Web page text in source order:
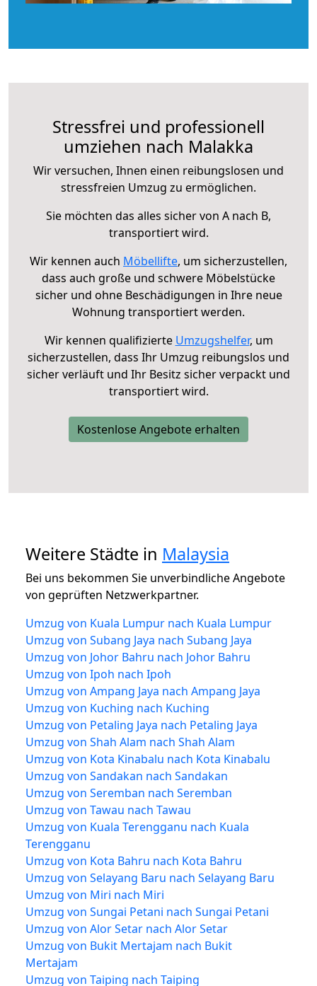
Stressfrei und professionell
umziehen nach Malakka
Wir versuchen, Ihnen einen reibungslosen und
stressfreien Umzug zu ermöglichen.
Sie möchten das alles sicher von A nach B,
transportiert wird.
Wir kennen auch Möbellifte, um sicherzustellen,
dass auch große und schwere Möbelstücke
sicher und ohne Beschädigungen in Ihre neue
Wohnung transportiert werden.
Wir kennen qualifizierte Umzugshelfer, um
sicherzustellen, dass Ihr Umzug reibungslos und
sicher verläuft und Ihr Besitz sicher verpackt und
transportiert wird.
Kostenlose Angebote erhalten
Weitere Städte in Malaysia
Bei uns bekommen Sie unverbindliche Angebote
von geprüften Netzwerkpartner.
Umzug von Kuala Lumpur nach Kuala Lumpur
Umzug von Subang Jaya nach Subang Jaya
Umzug von Johor Bahru nach Johor Bahru
Umzug von Ipoh nach Ipoh
Umzug von Ampang Jaya nach Ampang Jaya
Umzug von Kuching nach Kuching
Umzug von Petaling Jaya nach Petaling Jaya
Umzug von Shah Alam nach Shah Alam
Umzug von Kota Kinabalu nach Kota Kinabalu
Umzug von Sandakan nach Sandakan
Umzug von Seremban nach Seremban
Umzug von Tawau nach Tawau
Umzug von Kuala Terengganu nach Kuala
Terengganu
Umzug von Kota Bahru nach Kota Bahru
Umzug von Selayang Baru nach Selayang Baru
Umzug von Miri nach Miri
Umzug von Sungai Petani nach Sungai Petani
Umzug von Alor Setar nach Alor Setar
Umzug von Bukit Mertajam nach Bukit
Mertajam
Umzug von Taiping nach Taiping